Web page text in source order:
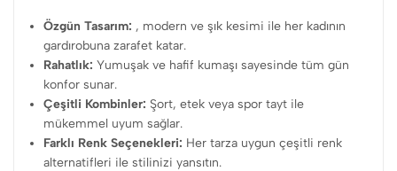
Özgün Tasarım: , modern ve şık kesimi ile her kadının
gardırobuna zarafet katar.
Rahatlık: Yumuşak ve hafif kumaşı sayesinde tüm gün
konfor sunar.
Çeşitli Kombinler: Şort, etek veya spor tayt ile
mükemmel uyum sağlar.
Farklı Renk Seçenekleri: Her tarza uygun çeşitli renk
alternatifleri ile stilinizi yansıtın.